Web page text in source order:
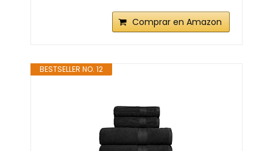
Comprar en Amazon
BESTSELLER NO. 12